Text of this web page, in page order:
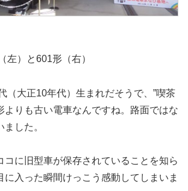
左）と601形（右）
（大正10年代）生まれだそうで、”喫茶
よりも古い電車なんですね。路面ではな
した。
コに旧型車が保存されていることを知ら
に入った瞬間けっこう感動してしまいま